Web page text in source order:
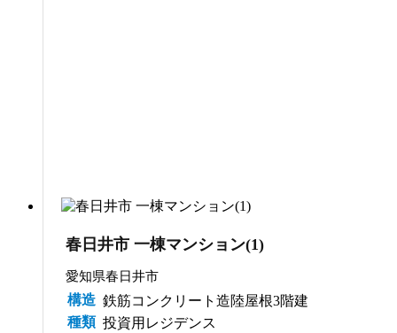
春日井市 一棟マンション(1)
愛知県春日井市
構造 鉄筋コンクリート造陸屋根3階建
種類 投資用レジデンス